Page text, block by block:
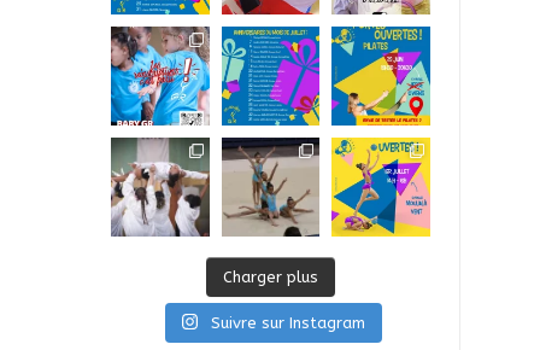
Charger plus
Suivre sur Instagram